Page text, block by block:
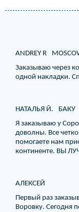
ANDREY R
Заказываю через
одной накладки.
НАТАЛЬЯ Й. БАКУ
Я заказываю у
доволны. Все
помогаете нам
континенте. ВЫ
АЛЕКСЕЙ
Первый раз
Воровку. Сегодня